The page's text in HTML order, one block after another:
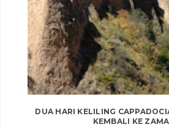
DUA HARI KELILING
KEMBALI KE